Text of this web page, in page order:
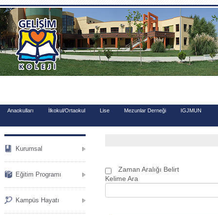
.
Anaokulları İlkokul/Ortaokul Lise Mezunlar Derneği IGJMUN
Kurumsal
Eğitim Programı
Kampüs Hayatı
Zaman Aralığı Belirt
Kelime Ara